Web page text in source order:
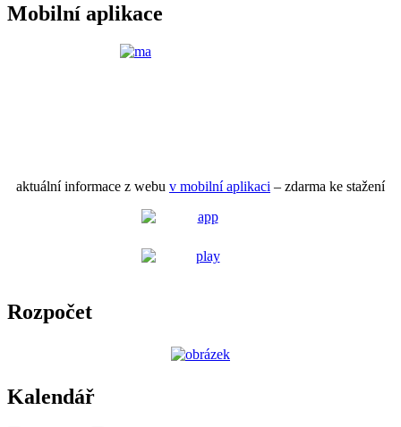
Mobilní aplikace
aktuální informace z webu v mobilní aplikaci – zdarma ke stažení
Rozpočet
Kalendář